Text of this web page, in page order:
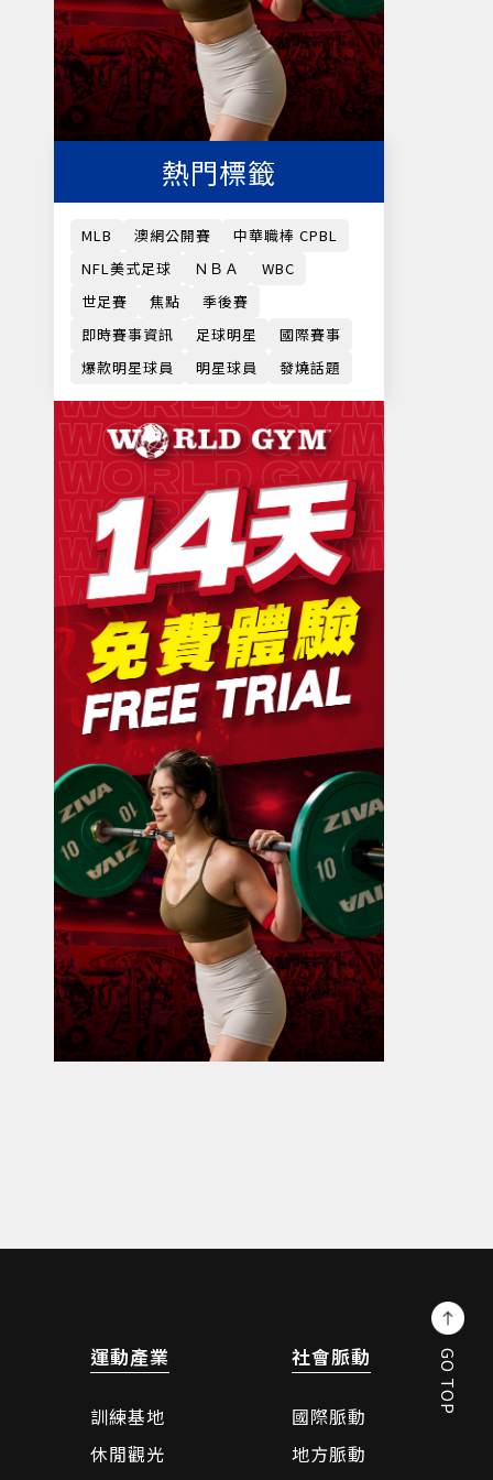
熱門標籤
MLB 澳網公開賽
中華職棒 CPBL
NFL美式足球
ＮＢＡ
WBC
世足賽
焦點
季後賽
即時賽事資訊
足球明星
國際賽事
爆款明星球員
明星球員 發燒話題
運動產業
訓練基地
休閒觀光
社會脈動
國際脈動
地方脈動
GO TOP